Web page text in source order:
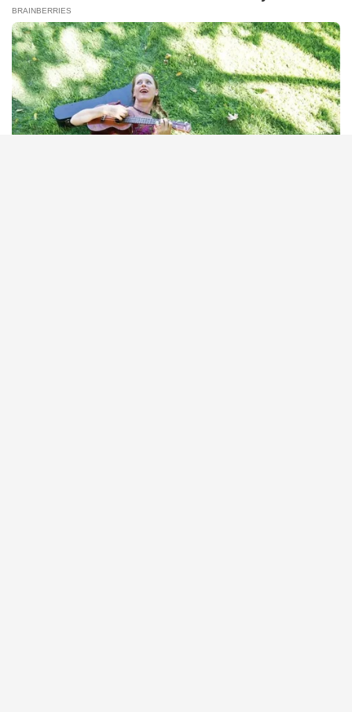
Remember Chaz Bono? You Better Sit Down Before You See
Him Now